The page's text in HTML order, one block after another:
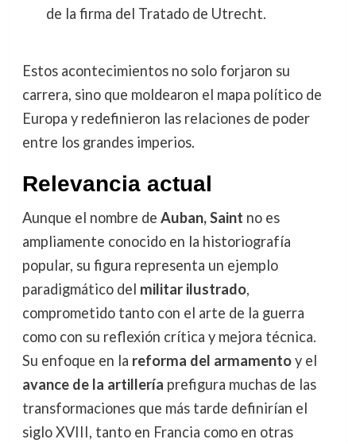
de la firma del Tratado de Utrecht.
Estos acontecimientos no solo forjaron su
carrera, sino que moldearon el mapa político de
Europa y redefinieron las relaciones de poder
entre los grandes imperios.
Relevancia actual
Aunque el nombre de Auban, Saint no es
ampliamente conocido en la historiografía
popular, su figura representa un ejemplo
paradigmático del militar ilustrado,
comprometido tanto con el arte de la guerra
como con su reflexión crítica y mejora técnica.
Su enfoque en la reforma del armamentoy el
avance de la artillería prefigura muchas de las
transformaciones que más tarde definirían el
siglo XVIII, tanto en Francia como en otras